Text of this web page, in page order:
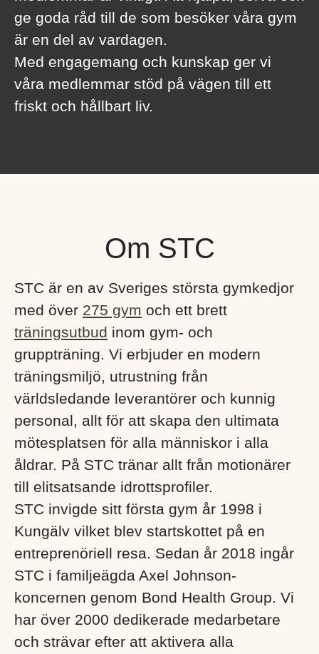
ge goda råd till de som besöker våra gym
är en del av vardagen.
Med engagemang och kunskap ger vi
våra medlemmar stöd på vägen till ett
friskt och hållbart liv.
Om STC
STC är en av Sveriges största gymkedjor
med över 275 gym och ett brett
träningsutbud inom gym- och
gruppträning. Vi erbjuder en modern
träningsmiljö, utrustning från
världsledande leverantörer och kunnig
personal, allt för att skapa den ultimata
mötesplatsen för alla människor i alla
åldrar. På STC tränar allt från motionärer
till elitsatsande idrottsprofiler.
STC invigde sitt första gym år 1998 i
Kungälv vilket blev startskottet på en
entreprenöriell resa. Sedan år 2018 ingår
STC i familjeägda Axel Johnson-
koncernen genom Bond Health Group. Vi
har över 2000 dedikerade medarbetare
och strävar efter att aktivera alla